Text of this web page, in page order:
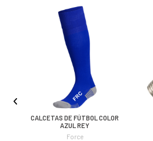
CALCETAS DE FÚTBOL COLOR
AZUL REY
Force